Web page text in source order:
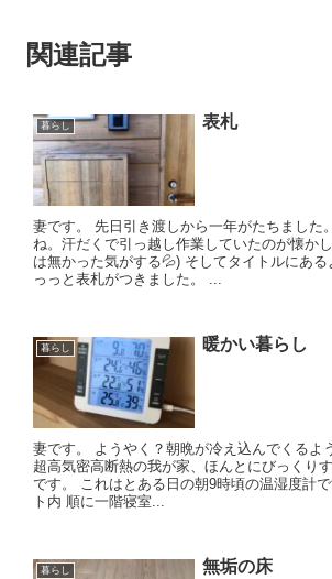
関連記事
暮らし 表札
妻です。 先日引き渡しから一年がたちました
ね。汗だくで引っ越し作業していたのが懐か
は無かった気がする💦) そしてタイトルにあ
っっと表札がつきました。 ...
暮らし 暖かい暮らし
妻です。 ようやく？朝晩が冷え込んでくるよ
超高気密高断熱の我が家、ほんとにびっくり
です。 これはとある日の朝9時頃の温湿度計
ト内 順に一階寝室...
暮らし 無垢の床